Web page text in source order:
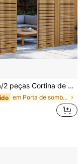
Projetada com Estampa de Persiana com Textura de Madeira; Durável e Resistente às Intempéries; Lavável em Máquina; Ideal para Gazebos, Pátios e Jardins
em Porta de sombra e cobertura de janela